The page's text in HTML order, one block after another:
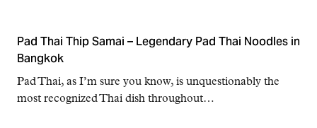
Pad Thai Thip Samai – Legendary Pad Thai Noodles in
Bangkok
Pad Thai, as I’m sure you know, is unquestionably the
most recognized Thai dish throughout…